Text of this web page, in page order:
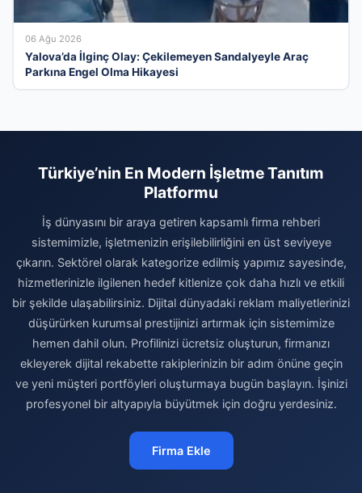
06 Ağu 2026
Yalova’da İlginç Olay: Çekilemeyen Sandalyeyle Araç
Parkına Engel Olma Hikayesi
Türkiye’nin En Modern İşletme Tanıtım
Platformu
İş dünyasını bir araya getiren kapsamlı firma rehberi
sistemimizle, işletmenizin erişilebilirliğini en üst seviyeye
çıkarın. Sektörel olarak kategorize edilmiş yapımız sayesinde,
hizmetlerinizle ilgilenen hedef kitlenize çok daha hızlı ve etkili
bir şekilde ulaşabilirsiniz. Dijital dünyadaki reklam maliyetlerinizi
düşürürken kurumsal prestijinizi artırmak için sistemimize
hemen dahil olun. Profilinizi ücretsiz oluşturun, firmanızı
ekleyerek dijital rekabette rakiplerinizin bir adım önüne geçin
ve yeni müşteri portföyleri oluşturmaya bugün başlayın. İşinizi
profesyonel bir altyapıyla büyütmek için doğru yerdesiniz.
Firma Ekle